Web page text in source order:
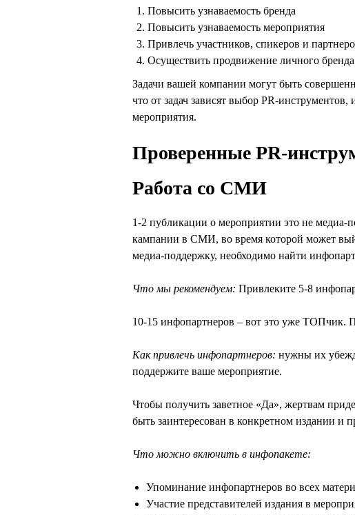
Повысить узнаваемость бренда
Повысить узнаваемость мероприятия
Привлечь участников, спикеров и
Осуществить продвижение личного
Задачи вашей компании могут быть
что от задач зависят выбор PR-
мероприятия.
Проверенные PR-
Работа со СМИ
1-2 публикации о мероприятии это не
кампании в СМИ, во время которой может
медиа-поддержку, необходимо найти
Что мы рекомендуем: Привлеките 5-8
10-15 инфопартнеров – вот это уже ТОПчик.
Как привлечь инфопартнеров: нужны их
поддержите ваше мероприятие.
Чтобы получить заветное «Да», жертвам
быть заинтересован в конкретном издании и
Что можно включить в инфопакете:
Упоминание инфопартнеров во всех
Участие представителей издания в